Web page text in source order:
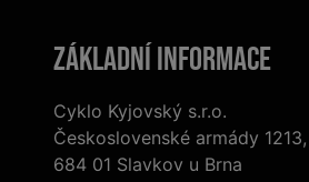
Základní informace
Cyklo Kyjovský s.r.o.
Československé armády 1213,
684 01 Slavkov u Brna